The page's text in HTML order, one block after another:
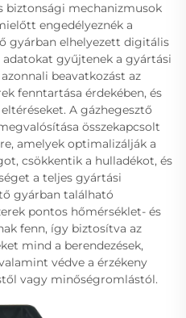
biztonsági mechanizmusok
engedélyeznék a
gyárban elhelyezett digitális
gyűjtenek a gyártási
beavatkozást az
fenntartása érdekében, és
A gázhegesztő
összekapcsolt
amelyek optimalizálják a
csökkentik a hulladékot, és
a teljes gyártási
gyárban található
pontos hőmérséklet- és
fenn, így biztosítva az
mind a berendezések,
védve a érzékeny
vagy minőségromlástól.